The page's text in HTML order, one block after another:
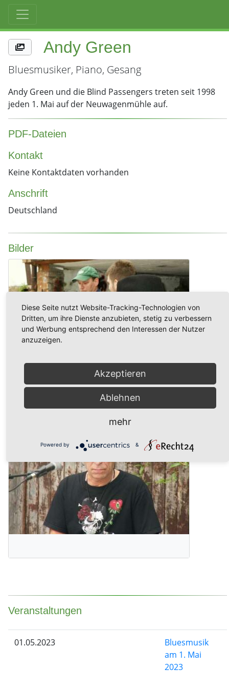
Andy Green
Bluesmusiker, Piano, Gesang
Andy Green und die Blind Passengers treten seit 1998
jeden 1. Mai auf der Neuwagenmühle auf.
PDF-Dateien
Kontakt
Keine Kontaktdaten vorhanden
Anschrift
Deutschland
Bilder
Veranstaltungen
01.05.2023
Bluesmusik
am 1. Mai
2023
Diese Seite nutzt Website-Tracking-Technologien von
Dritten, um ihre Dienste anzubieten, stetig zu verbessern
und Werbung entsprechend den Interessen der Nutzer
anzuzeigen.
Akzeptieren
Ablehnen
mehr
Powered by &